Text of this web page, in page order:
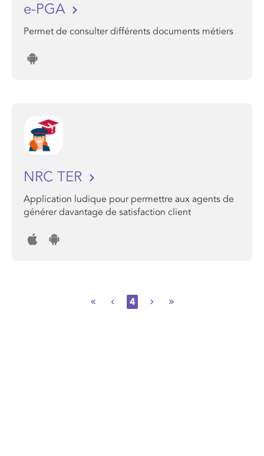
e-PGA
Permet de consulter différents documents métiers
NRC TER
Application ludique pour permettre aux agents de
générer davantage de satisfaction client
4